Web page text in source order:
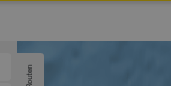
Routen